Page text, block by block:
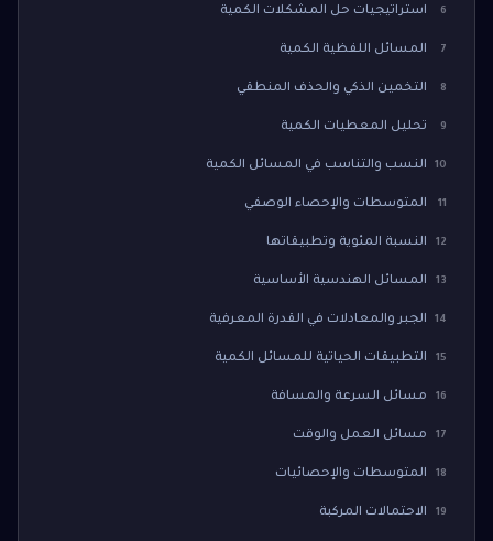
6 استراتيجيات حل المشكلات الكمية
7 المسائل اللفظية الكمية
8 التخمين الذكي والحذف المنطقي
9 تحليل المعطيات الكمية
10 النسب والتناسب في المسائل الكمية
11 المتوسطات والإحصاء الوصفي
12 النسبة المئوية وتطبيقاتها
13 المسائل الهندسية الأساسية
14 الجبر والمعادلات في القدرة المعرفية
15 التطبيقات الحياتية للمسائل الكمية
16 مسائل السرعة والمسافة
17 مسائل العمل والوقت
18 المتوسطات والإحصائيات
19 الاحتمالات المركبة